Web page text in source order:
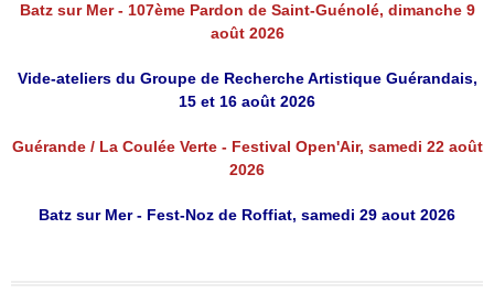
Batz sur Mer - 107ème Pardon de Saint-Guénolé, dimanche 9
août 2026
Vide-ateliers du Groupe de Recherche Artistique Guérandais,
15 et 16 août 2026
Guérande / La Coulée Verte - Festival Open'Air, samedi 22 août
2026
Batz sur Mer - Fest-Noz de Roffiat, samedi 29 aout 2026